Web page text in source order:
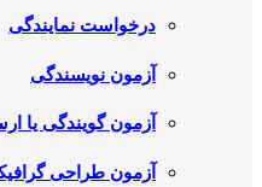
درخواست نمایندگی
آزمون نویسندگی
آزمون گویندگی یا
آزمون طراحی